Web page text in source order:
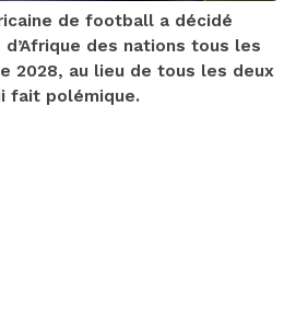
de football a décidé
d’Afrique des nations tous les
2028, au lieu de tous les deux
fait polémique.